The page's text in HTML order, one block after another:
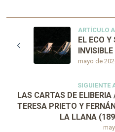
ARTÍCULO
mayo de
EL ECO Y
INVISIBLE
SIGUIENTE
LAS CARTAS DE ELIBERIA
TERESA PRIETO Y
LA LLANA